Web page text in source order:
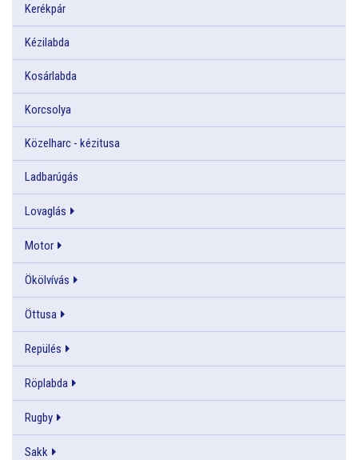
Kerékpár
Kézilabda
Kosárlabda
Korcsolya
Közelharc - kézitusa
Ladbarúgás
Lovaglás
Motor
Ökölvívás
Öttusa
Repülés
Röplabda
Rugby
Sakk